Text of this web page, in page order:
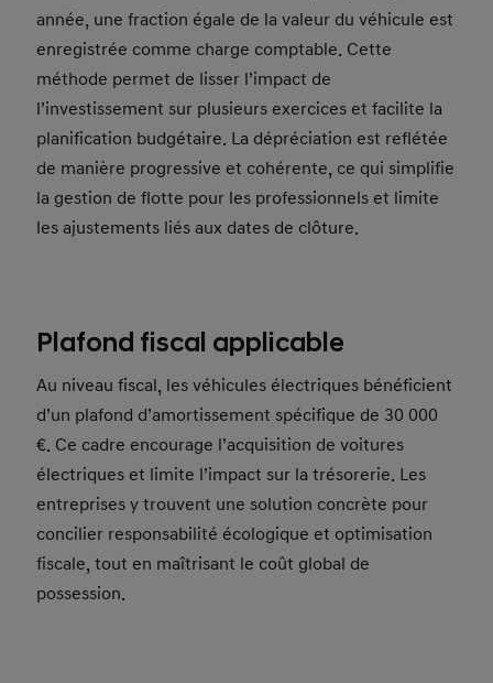
année, une fraction égale de la valeur du véhicule est
enregistrée comme charge comptable. Cette
méthode permet de lisser l’impact de
l’investissement sur plusieurs exercices et facilite la
planification budgétaire. La dépréciation est reflétée
de manière progressive et cohérente, ce qui simplifie
la gestion de flotte pour les professionnels et limite
les ajustements liés aux dates de clôture.
Plafond fiscal applicable
Au niveau fiscal, les véhicules électriques bénéficient
d’un plafond d’amortissement spécifique de 30 000
€. Ce cadre encourage l’acquisition de voitures
électriques et limite l’impact sur la trésorerie. Les
entreprises y trouvent une solution concrète pour
concilier responsabilité écologique et optimisation
fiscale, tout en maîtrisant le coût global de
possession.